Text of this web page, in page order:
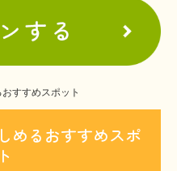
すすめスポット
めるおすすめスポ